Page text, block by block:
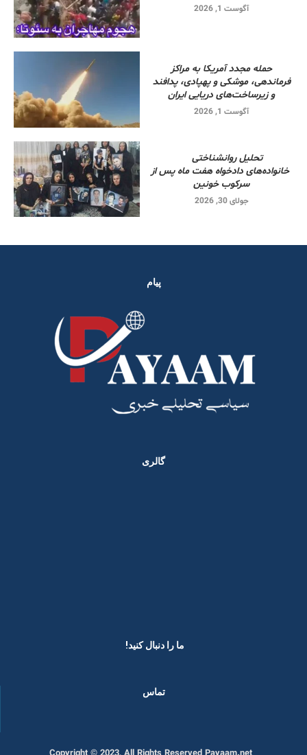
آگوست 1, 2026
حمله مجدد آمریکا به مراکز
فرماندهی، موشکی و پهپادی، پدافند
و زیرساخت‌های دریایی ایران
آگوست 1, 2026
تحلیل روانشناختی
خانواده‌های دادخواه هفت ماه پس از
سرکوب خونین
جولای 30, 2026
پیام
گالری
ما را دنبال کنید! ​
تماس